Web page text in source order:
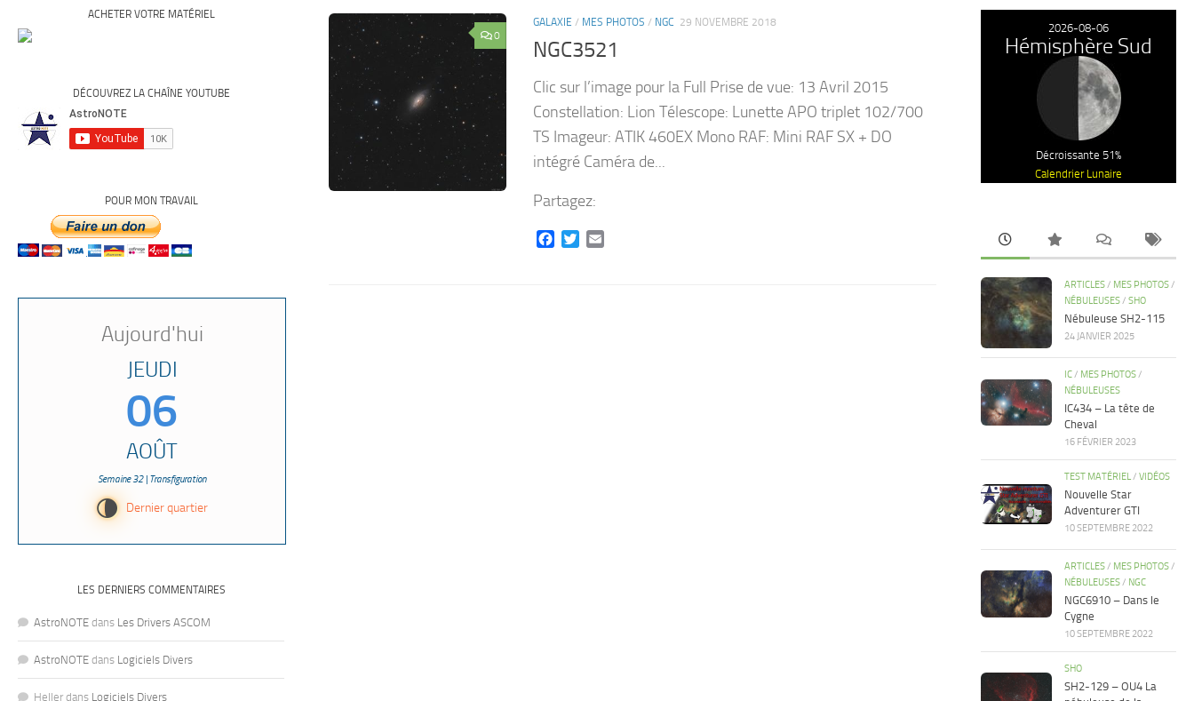
0
GALAXIE / MES PHOTOS / NGC 29 NOVEMBRE 2018
NGC3521
Clic sur l’image pour la Full Prise de vue: 13 Avril 2015
Constellation: Lion Télescope: Lunette APO triplet 102/700
TS Imageur: ATIK 460EX Mono RAF: Mini RAF SX + DO
intégré Caméra de...
Partagez:
FacebookTwitter
ACHETER VOTRE MATÉRIEL
DÉCOUVREZ LA CHAÎNE YOUTUBE
POUR MON TRAVAIL
Aujourd'hui
JEUDI
06
AOÛT
Semaine 32 | Transfiguration
U Dernier quartier
LES DERNIERS COMMENTAIRES
AstroNOTE dans Les Drivers ASCOM
AstroNOTE dans Logiciels Divers
Heller dans Logiciels Divers
2026-08-06
Hémisphère Sud
Décroissante 51%
Calendrier Lunaire
ARTICLES/ MES PHOTOS/
NÉBULEUSES/ SHO
Nébuleuse SH2-115
24 JANVIER 2025
IC/ MES PHOTOS/
NÉBULEUSES
IC434 – La tête de
Cheval
16 FÉVRIER 2023
TEST MATÉRIEL/ VIDÉOS
Nouvelle Star
Adventurer GTI
10 SEPTEMBRE 2022
ARTICLES/ MES PHOTOS/
NÉBULEUSES/ NGC
NGC6910 – Dans le
Cygne
10 SEPTEMBRE 2022
SHO
SH2-129 – OU4 La